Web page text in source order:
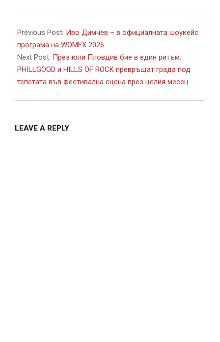
07-
03
Previous Post: Иво Димчев – в официалната шоукейс
програма на WOMEX 2026
Next Post: През юли Пловдив бие в един ритъм:
PHILLGOOD и HILLS OF ROCK превръщат града под
тепетата във фестивална сцена през целия месец
LEAVE A REPLY